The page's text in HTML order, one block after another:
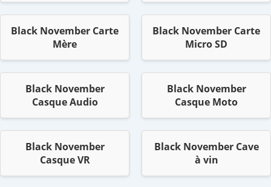
Black November Carte
Mère
Black November Carte
Micro SD
Black November
Casque Audio
Black November
Casque Moto
Black November
Casque VR
Black November Cave
à vin